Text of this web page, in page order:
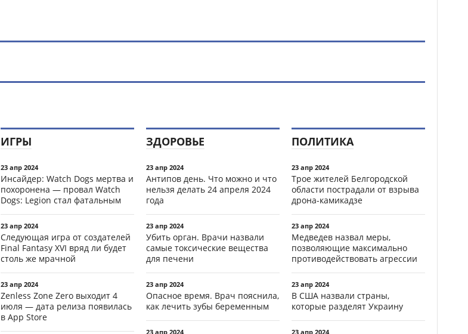
ИГРЫ
23 апр 2024
Инсайдер: Watch Dogs мертва и
похоронена — провал Watch
Dogs: Legion стал фатальным
23 апр 2024
Следующая игра от создателей
Final Fantasy XVI вряд ли будет
столь же мрачной
23 апр 2024
Zenless Zone Zero выходит 4
июля — дата релиза появилась
в App Store
ЗДОРОВЬЕ
23 апр 2024
Антипов день. Что можно и что
нельзя делать 24 апреля 2024
года
23 апр 2024
Убить орган. Врачи назвали
самые токсические вещества
для печени
23 апр 2024
Опасное время. Врач пояснила,
как лечить зубы беременным
23 апр 2024
ПОЛИТИКА
23 апр 2024
Трое жителей Белгородской
области пострадали от взрыва
дрона-камикадзе
23 апр 2024
Медведев назвал меры,
позволяющие максимально
противодействовать агрессии
23 апр 2024
В США назвали страны,
которые разделят Украину
23 апр 2024